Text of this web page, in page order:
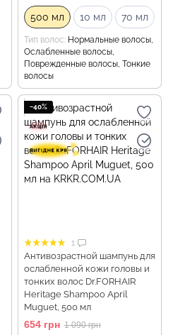
500 мл 10 мл 70 мл
Тип волос Нормальные волосы,
Ослабленные волосы,
Поврежденные волосы, Тонкие
волосы
−40%
1
Антивозрастной шампунь для
ослабленной кожи головы и
тонких волос Dr.FORHAIR
Heritage Shampoo April
Muguet, 500 мл
654 грн 1 090 грн